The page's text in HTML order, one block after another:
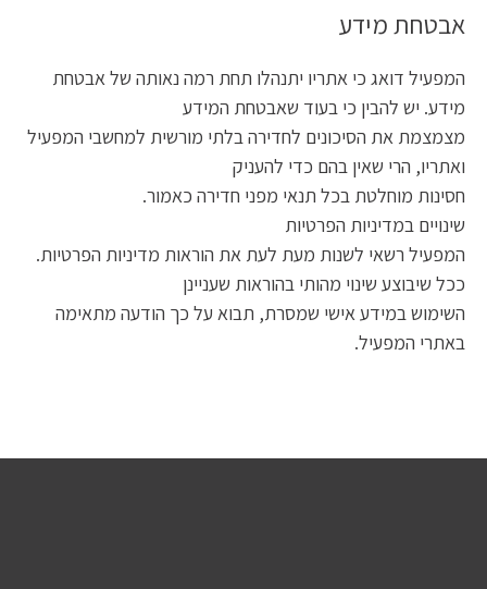
אבטחת מידע
המפעיל דואג כי אתריו יתנהלו תחת רמה נאותה של אבטחת
מידע. יש להבין כי בעוד שאבטחת המידע
מצמצמת את הסיכונים לחדירה בלתי מורשית למחשבי המפעיל
ואתריו, הרי שאין בהם כדי להעניק
חסינות מוחלטת בכל תנאי מפני חדירה כאמור.
שינויים במדיניות הפרטיות
המפעיל רשאי לשנות מעת לעת את הוראות מדיניות הפרטיות.
ככל שיבוצע שינוי מהותי בהוראות שעניינן
השימוש במידע אישי שמסרת, תבוא על כך הודעה מתאימה
באתרי המפעיל.